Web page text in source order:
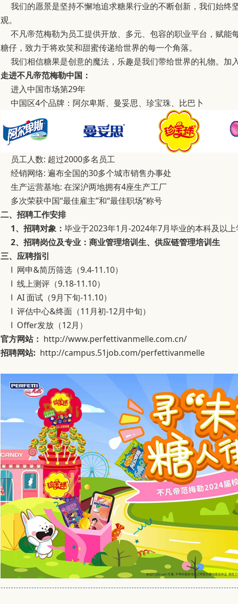
我们的愿景是坚持不懈地追求糖果行业的不断创新，我们始终
观。
不凡帝范梅勒为员工提供开放、多元、包容的职业平台，赋能
糖仔，致力于将欢笑和甜蜜传递给世界的每一个角落。
我们相信糖果是创意的魔法，乐趣是我们带给世界的礼物。加
走进不凡帝范梅勒中国：
进入中国市场第29年
中国区4个品牌：阿尔卑斯、曼妥思、珍宝珠、比巴卜
员工人数: 超过2000多名员工
经销网络: 遍布全国的30多个城市销售办事处
生产运营基地: 在深沪两地拥有4座生产工厂
多次荣获中国“最佳雇主”和“最佳职场”称号
二、招聘工作安排
1、招聘对象： 毕业于2023年1月-2024年7月毕业的本科及以
2、 招聘岗位及专业：商业管理培训生、供应链管理培训生
三、应聘指引
l 网申&简历筛选（9.4-11.10）
l 线上测评（9.18-11.10）
l AI 面试（9月下旬-11.10）
l 评估中心&终面（11月初-12月中旬）
l Offer发放（12月）
官方网站： http://www.perfettivanmelle.com.cn/
招聘网站: http://campus.51job.com/perfettivanmelle